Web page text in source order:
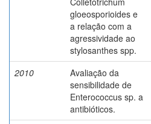
gloeosporioides e
a relação com a
agressividade ao
stylosanthes spp.
2010
Avaliação da
sensibilidade de
Enterococcus sp. a
antibióticos.